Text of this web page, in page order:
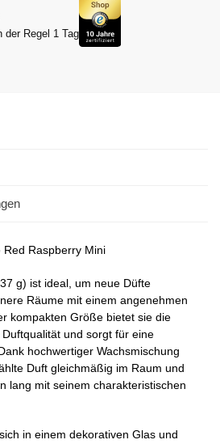
der Regel 1 Tag
Red Raspberry Mini
g) ist ideal, um neue Düfte
Räume mit einem angenehmen
kompakten Größe bietet sie die
und sorgt für eine
hochwertiger Wachsmischung
Duft gleichmäßig im Raum und
lang mit seinem charakteristischen
in einem dekorativen Glas und